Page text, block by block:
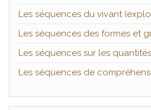
Les séquences du vivant
Les séquences des formes et
Les séquences sur les quantités
Les séquences de